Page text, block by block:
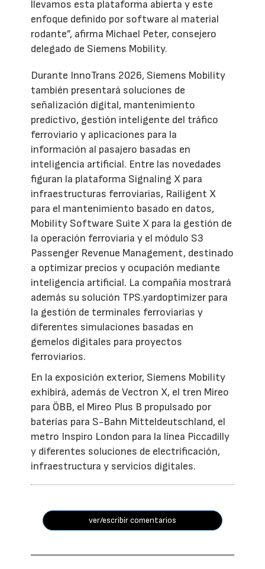
llevamos esta plataforma abierta y este
enfoque definido por software al material
rodante”, afirma Michael Peter, consejero
delegado de Siemens Mobility.
Durante InnoTrans 2026, Siemens Mobility
también presentará soluciones de
señalización digital, mantenimiento
predictivo, gestión inteligente del tráfico
ferroviario y aplicaciones para la
información al pasajero basadas en
inteligencia artificial. Entre las novedades
figuran la plataforma Signaling X para
infraestructuras ferroviarias, Railigent X
para el mantenimiento basado en datos,
Mobility Software Suite X para la gestión de
la operación ferroviaria y el módulo S3
Passenger Revenue Management, destinado
a optimizar precios y ocupación mediante
inteligencia artificial. La compañía mostrará
además su solución TPS.yardoptimizer para
la gestión de terminales ferroviarias y
diferentes simulaciones basadas en
gemelos digitales para proyectos
ferroviarios.
En la exposición exterior, Siemens Mobility
exhibirá, además de Vectron X, el tren Mireo
para ÖBB, el Mireo Plus B propulsado por
baterías para S-Bahn Mitteldeutschland, el
metro Inspiro London para la línea Piccadilly
y diferentes soluciones de electrificación,
infraestructura y servicios digitales.
ver/escribir comentarios